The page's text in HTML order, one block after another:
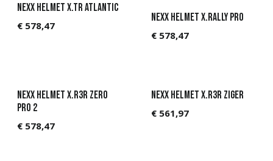
NEXX Helmet X.TR Atlantic
€ 578,47
NEXX Helmet X.Rally PRO
€ 578,47
NEXX Helmet X.R3R ZERO
PRO 2
€ 578,47
NEXX Helmet X.R3R Ziger
€ 561,97